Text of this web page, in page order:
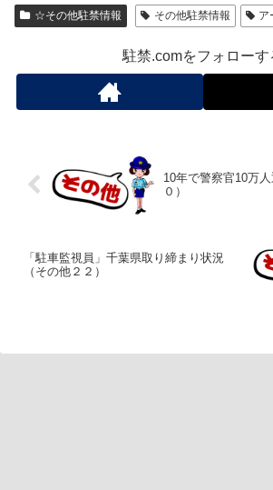
☆その他駐禁情報 その他駐禁情報 ア
駐禁.comをフォローす
10年で警察官10万
０）
「駐車監視員」千葉県取り締まり状況
（その他２２）